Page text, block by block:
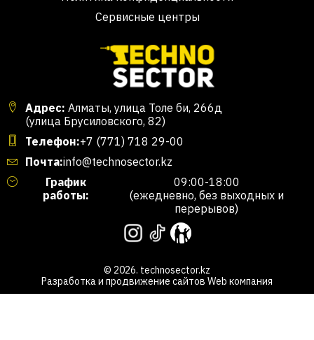
Сервисные центры
Адрес: Алматы, улица Толе би, 266д
(улица Брусиловского, 82)
Телефон:+7 (771) 718 29-00
Почта:info@technosector.kz
График
работы:
09:00-18:00
(ежедневно, без выходных и
перерывов)
© 2026. technosector.kz
Разработка и продвижение сайтов Web компания